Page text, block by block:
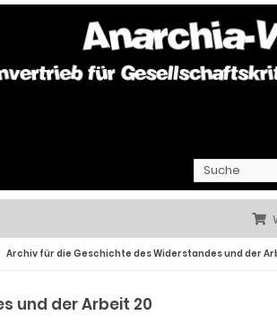
Archiv für die Geschichte des Widerstandes und der
und der Arbeit 20